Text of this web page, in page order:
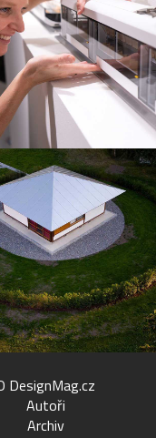
DesignMag.cz
Autoři
Archiv